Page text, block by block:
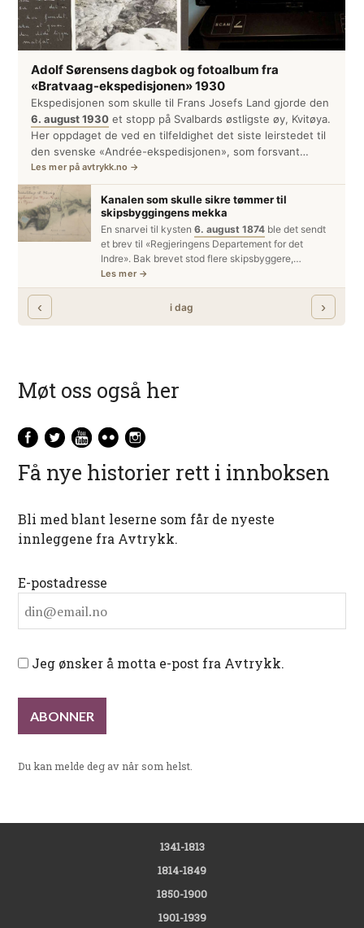
Møt oss også her
Få nye historier rett i innboksen
Bli med blant leserne som får de nyeste
innleggene fra Avtrykk.
E-postadresse
Jeg ønsker å motta e-post fra Avtrykk.
Du kan melde deg av når som helst.
1341-1813
1814-1849
1850-1900
1901-1939